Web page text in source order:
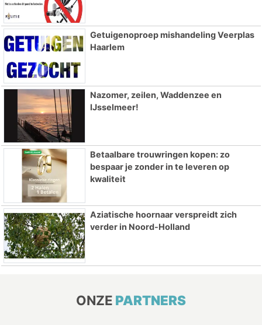
Getuigenoproep mishandeling Veerplas
Haarlem
Nazomer, zeilen, Waddenzee en
IJsselmeer!
Betaalbare trouwringen kopen: zo
bespaar je zonder in te leveren op
kwaliteit
Aziatische hoornaar verspreidt zich
verder in Noord-Holland
ONZE PARTNERS